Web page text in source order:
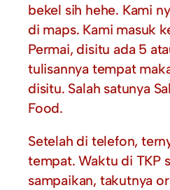
bekel sih hehe. Kami
di maps. Kami masuk
Permai, disitu ada 5
tulisannya tempat
disitu. Salah satunya
Food.
Setelah di telefon,
tempat. Waktu di TKP
sampaikan, takutnya